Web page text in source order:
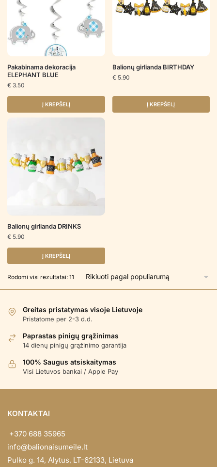
Pakabinama dekoracija
ELEPHANT BLUE
€ 3.50
Į KREPŠELĮ
Balionų girlianda BIRTHDAY
€ 5.90
Į KREPŠELĮ
Balionų girlianda DRINKS
€ 5.90
Į KREPŠELĮ
Rodomi visi rezultatai: 11 Rūšiuojama
Greitas pristatymas visoje Lietuvoje
Pristatome per 2-3 d.d.
Paprastas pinigų grąžinimas
14 dienų pinigų grąžinimo garantija
100% Saugus atsiskaitymas
Visi Lietuvos bankai / Apple Pay
KONTAKTAI
+370 688 35965
info@balionaisumeile.lt
Pulko g. 14, Alytus, LT-62133, Lietuva